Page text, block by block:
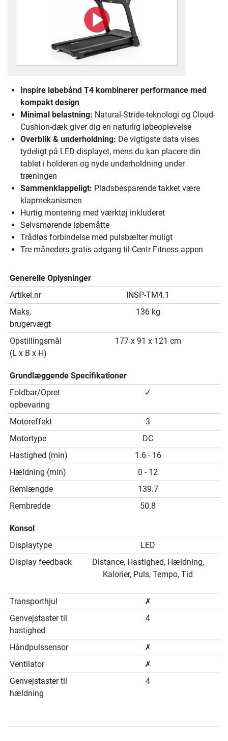
Inspire løbebånd T4 kombinerer performance med
kompakt design
Minimal belastning: Natural-Stride-teknologi og Cloud-
Cushion-dæk giver dig en naturlig løbeoplevelse
Overblik & underholdning: De vigtigste data vises
tydeligt på LED-displayet, mens du kan placere din
tablet i holderen og nyde underholdning under
træningen
Sammenklappeligt: Pladsbesparende takket være
klapmekanismen
Hurtig montering med værktøj inkluderet
Selvsmørende løbemåtte
Trådløs forbindelse med pulsbælter muligt
Tre måneders gratis adgang til Centr Fitness-appen
Generelle Oplysninger
Artikel.nr
INSP-TM4.1
Maks.
brugervægt
136 kg
Opstillingsmål
(L x B x H)
177 x 91 x 121 cm
Grundlæggende Specifikationer
Foldbar/Opret
opbevaring
✓
Motoreffekt
3
Motortype
DC
Hastighed (min)
1.6 - 16
Hældning (min)
0 - 12
Remlængde
139.7
Rembredde
50.8
Konsol
Displaytype
LED
Display feedback
Distance, Hastighed, Hældning,
Kalorier, Puls, Tempo, Tid
Transporthjul
✗
Genvejstaster til
hastighed
4
Håndpulssensor
✗
Ventilator
✗
Genvejstaster til
hældning
4